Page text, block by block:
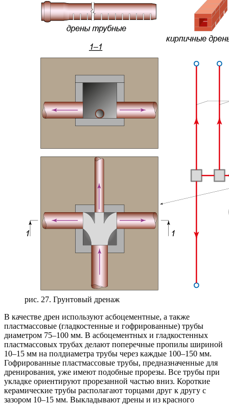
рис. 27. Грунтовый дренаж
В качестве дрен используют асбоцементные, а также
пластмассовые (гладкостенные и гофрированные) трубы
диаметром 75–100 мм. В асбоцементных и гладкостенных
пластмассовых трубах делают поперечные пропилы шириной
10–15 мм на полдиаметра трубы через каждые 100–150 мм.
Гофрированные пластмассовые трубы, предназначенные для
дренирования, уже имеют подобные прорезы. Все трубы при
укладке ориентируют прорезанной частью вниз. Короткие
керамические трубы располагают торцами друг к другу с
зазором 10–15 мм. Выкладывают дрены и из красного